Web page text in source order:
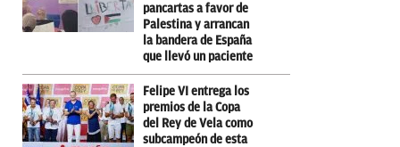
pancartas a favor de
Palestina y arrancan
la bandera de España
que llevó un paciente
Felipe VI entrega los
premios de la Copa
del Rey de Vela como
subcampeón de esta